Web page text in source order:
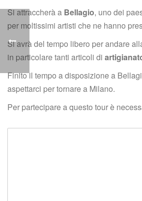
Si attraccherà a Bellagio, uno dei
per moltissimi artisti che ne hanno
Si avrà del tempo libero per andare
in particolare tanti articoli di
Finito il tempo a disposizione a
aspettarci per tornare a Milano.
Per partecipare a questo tour è